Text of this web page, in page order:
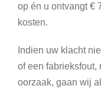
op én u ontvangt €
kosten.
Indien uw klacht
of een fabrieksfout,
oorzaak, gaan wij